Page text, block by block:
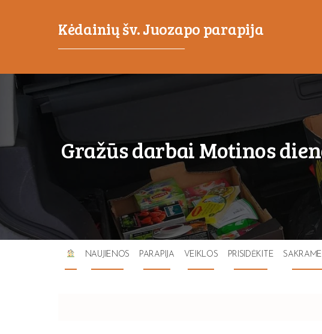
Kėdainių šv. Juozapo parapija
Gražūs darbai Motinos
NAUJIENOS PARAPIJA VEIKLOS PRISIDĖKITE